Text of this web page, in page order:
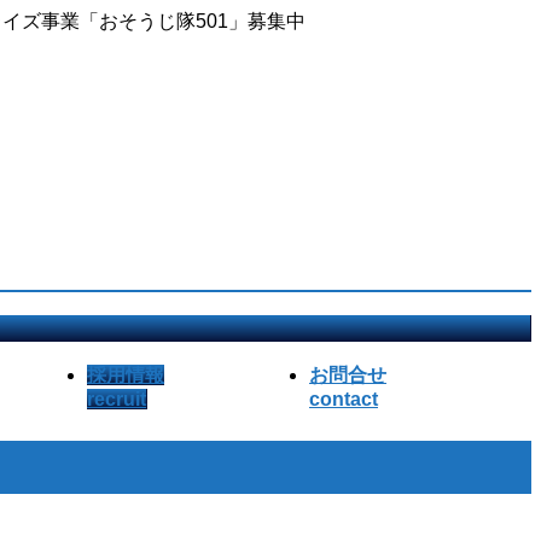
ズ事業「おそうじ隊501」募集中
採用情報
recruit
お問合せ
contact